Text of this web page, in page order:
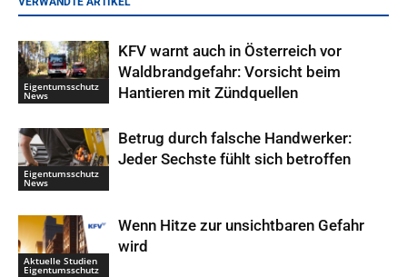
Eigentumsschutz
News
KFV warnt auch in Österreich vor
Waldbrandgefahr: Vorsicht beim
Hantieren mit Zündquellen
Eigentumsschutz
News
Betrug durch falsche Handwerker:
Jeder Sechste fühlt sich betroffen
Aktuelle Studien
Eigentumsschutz
Wenn Hitze zur unsichtbaren Gefahr
wird